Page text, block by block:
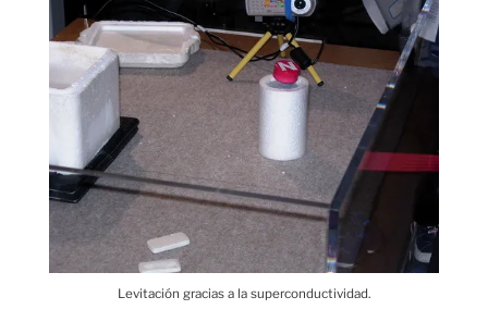
Levitación gracias a la superconductividad.